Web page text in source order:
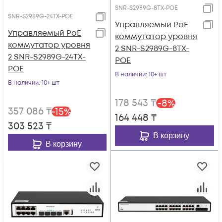
SNR-S2989G-24TX-POE
Управляемый PoE
коммутатор уровня
2 SNR-S2989G-24TX-
POE
В наличии: 10+ шт
357 086₸-15%
303 523 ₸
В корзину
SNR-S2989G-8TX-POE
Управляемый PoE
коммутатор уровня
2 SNR-S2989G-8TX-
POE
В наличии: 10+ шт
178 543 ₸-8%
164 448 ₸
В корзину